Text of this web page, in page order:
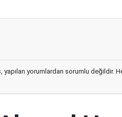
yorumlardan sorumlu değildir.